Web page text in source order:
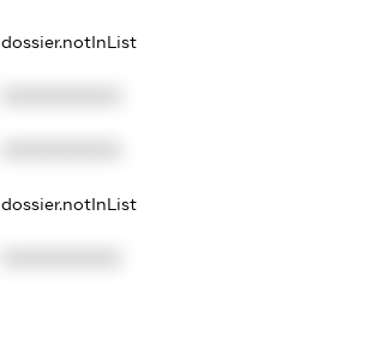
dossier.notInList
dossier.notInList